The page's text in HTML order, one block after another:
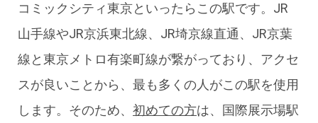
コミックシティ東京といったらこの駅です。JR
山手線やJR京浜東北線、JR埼京線直通、JR京葉
線と東京メトロ有楽町線が繋がっており、アクセ
スが良いことから、最も多くの人がこの駅を使用
します。そのため、 初めての方は、国際展示場駅